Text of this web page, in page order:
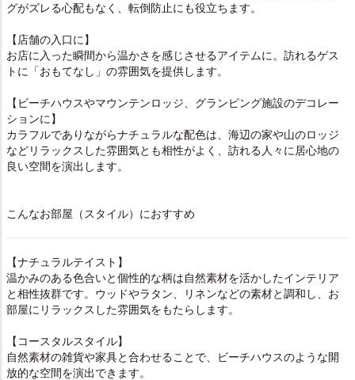
グがズレる心配もなく、転倒防止にも役立ちます。
【店舗の入口に】
お店に入った瞬間から温かさを感じさせるアイテムに。訪れるゲス
トに「おもてなし」の雰囲気を提供します。
【ビーチハウスやマウンテンロッジ、グランピング施設のデコレー
ションに】
カラフルでありながらナチュラルな配色は、海辺の家や山のロッジ
などリラックスした雰囲気とも相性がよく、訪れる人々に居心地の
良い空間を演出します。
こんなお部屋（スタイル）におすすめ
【ナチュラルテイスト】
温かみのある色合いと個性的な柄は自然素材を活かしたインテリア
と相性抜群です。ウッドやラタン、リネンなどの素材と調和し、お
部屋にリラックスした雰囲気をもたらします。
【コースタルスタイル】
自然素材の雑貨や家具と合わせることで、ビーチハウスのような開
放的な空間を演出できます。